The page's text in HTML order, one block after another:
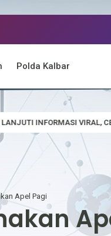
Polda Kalbar
CEK LOKASI DUGAAN
Apel Pagi